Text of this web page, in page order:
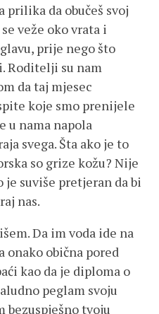
prilika da obučeš svoj
veže oko vrata i
prije nego što
Roditelji su nam
da taj mjesec
koje smo prenijele
u nama napola
svega. Šta ako je to
so grize kožu? Nije
suviše pretjeran da bi
nas.
Da im voda ide na
onako obična pored
kao da je diploma o
peglam svoju
bezuspješno tvoju